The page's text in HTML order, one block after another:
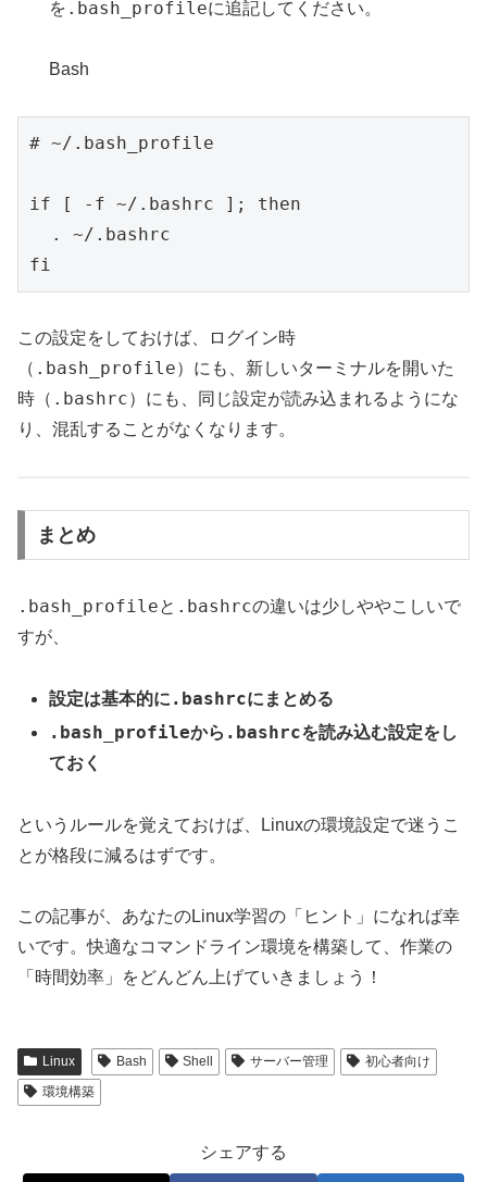
を .bash_profileに追記してください。
Bash
# ~/.bash_profile
if [ -f ~/.bashrc ]; then
  . ~/.bashrc
fi
この設定をしておけば、ログイン時
（ .bash_profile）にも、新しいターミナルを開いた
時（ .bashrc）にも、同じ設定が読み込まれるようにな
り、混乱することがなくなります。
まとめ
.bash_profileと .bashrcの違いは少しややこしいで
すが、
設定は基本的に .bashrcにまとめる
.bash_profileから .bashrcを読み込む設定をし
ておく
というルールを覚えておけば、Linuxの環境設定で迷うこ
とが格段に減るはずです。
この記事が、あなたのLinux学習の「ヒント」になれば幸
いです。快適なコマンドライン環境を構築して、作業の
「時間効率」をどんどん上げていきましょう！
Linux Bash Shell サーバー管理
初心者向け
環境構築
シェアする